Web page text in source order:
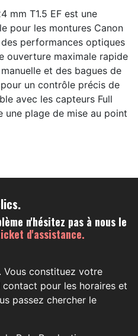
mm T1.5 EF est une
pour les montures Canon
performances optiques
ouverture maximale rapide
et des bagues de
un contrôle précis de
avec les capteurs Full
plage de mise au point
n'hésitez pas à nous le
d'assistance.
Vous constituez votre
pour les horaires et
passez chercher le